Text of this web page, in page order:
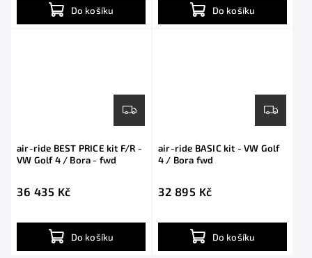
Do košíku Do košíku
air-ride BEST PRICE kit F/R -
VW Golf 4 / Bora - fwd
36 435 Kč
Do košíku
air-ride BASIC kit - VW Golf
4 / Bora fwd
32 895 Kč
Do košíku